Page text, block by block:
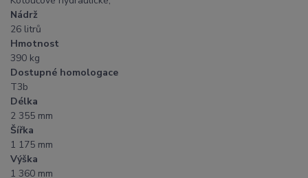
Nádrž
26 litrů
Hmotnost
390 kg
Dostupné homologace
T3b
Délka
2 355 mm
Šířka
1 175 mm
Výška
1 360 mm